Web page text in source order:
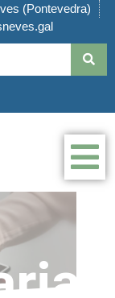
(Pontevedra)